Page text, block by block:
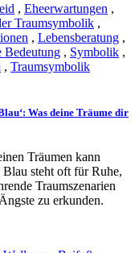
, Eheerwartungen ,
Traumsymbolik ,
, Lebensberatung ,
Bedeutung , Symbolik ,
, Traumsymbolik
Was deine Träume dir
Träumen kann
steht oft für Ruhe,
Traumszenarien
zu erkunden.